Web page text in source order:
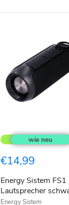
Sistem
FS1
Lautsprecher
€14,99
Energy Sistem
Lautsprecher
Energy Sistem